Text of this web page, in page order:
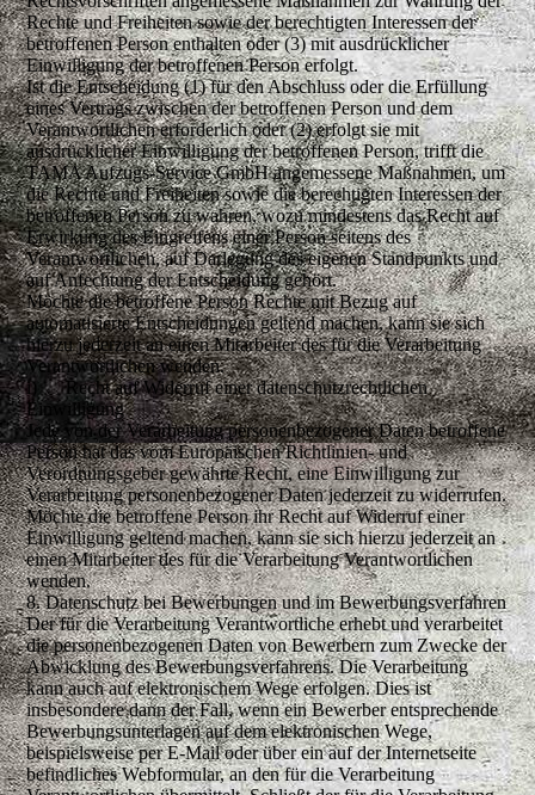
Rechte und Freiheiten sowie der berechtigten Interessen der
betroffenen Person enthalten oder (3) mit ausdrücklicher
Einwilligung der betroffenen Person erfolgt.
Ist die Entscheidung (1) für den Abschluss oder die Erfüllung
eines Vertrags zwischen der betroffenen Person und dem
Verantwortlichen erforderlich oder (2) erfolgt sie mit
ausdrücklicher Einwilligung der betroffenen Person, trifft die
TAMA Aufzugs-Service GmbH angemessene Maßnahmen, um
die Rechte und Freiheiten sowie die berechtigten Interessen der
betroffenen Person zu wahren, wozu mindestens das Recht auf
Erwirkung des Eingreifens einer Person seitens des
Verantwortlichen, auf Darlegung des eigenen Standpunkts und
auf Anfechtung der Entscheidung gehört.
Möchte die betroffene Person Rechte mit Bezug auf
automatisierte Entscheidungen geltend machen, kann sie sich
hierzu jederzeit an einen Mitarbeiter des für die Verarbeitung
Verantwortlichen wenden.
i) Recht auf Widerruf einer datenschutzrechtlichen
Einwilligung
Jede von der Verarbeitung personenbezogener Daten betroffene
Person hat das vom Europäischen Richtlinien- und
Verordnungsgeber gewährte Recht, eine Einwilligung zur
Verarbeitung personenbezogener Daten jederzeit zu widerrufen.
Möchte die betroffene Person ihr Recht auf Widerruf einer
Einwilligung geltend machen, kann sie sich hierzu jederzeit an
einen Mitarbeiter des für die Verarbeitung Verantwortlichen
wenden.
8. Datenschutz bei Bewerbungen und im Bewerbungsverfahren
Der für die Verarbeitung Verantwortliche erhebt und verarbeitet
die personenbezogenen Daten von Bewerbern zum Zwecke der
Abwicklung des Bewerbungsverfahrens. Die Verarbeitung
kann auch auf elektronischem Wege erfolgen. Dies ist
insbesondere dann der Fall, wenn ein Bewerber entsprechende
Bewerbungsunterlagen auf dem elektronischen Wege,
beispielsweise per E-Mail oder über ein auf der Internetseite
befindliches Webformular, an den für die Verarbeitung